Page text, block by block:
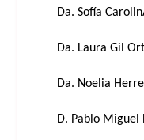
Da. Sofía
Da. Laura Gil
Da. Noelia
D. Pablo Miguel